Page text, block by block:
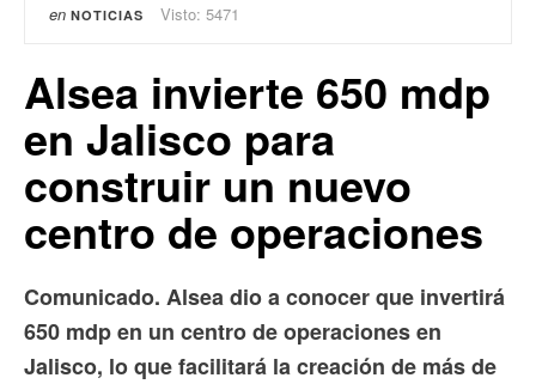
en NOTICIAS Visto: 5471
Alsea invierte 650 mdp
en Jalisco para
construir un nuevo
centro de operaciones
Comunicado. Alsea dio a conocer que invertirá
650 mdp en un centro de operaciones en
Jalisco, lo que facilitará la creación de más de